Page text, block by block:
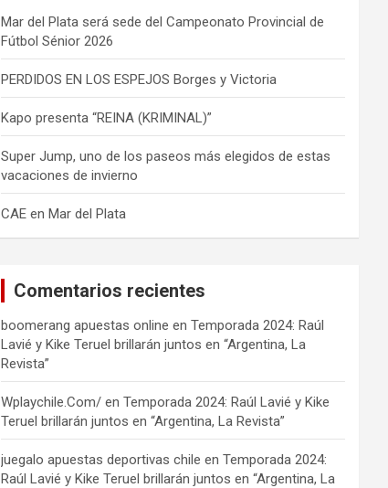
Mar del Plata será sede del Campeonato Provincial de
Fútbol Sénior 2026
PERDIDOS EN LOS ESPEJOS Borges y Victoria
Kapo presenta “REINA (KRIMINAL)”
Super Jump, uno de los paseos más elegidos de estas
vacaciones de invierno
CAE en Mar del Plata
Comentarios recientes
boomerang apuestas online enTemporada 2024: Raúl
Lavié y Kike Teruel brillarán juntos en “Argentina, La
Revista”
Wplaychile.Com/ enTemporada 2024: Raúl Lavié y Kike
Teruel brillarán juntos en “Argentina, La Revista”
juegalo apuestas deportivas chile enTemporada 2024:
Raúl Lavié y Kike Teruel brillarán juntos en “Argentina, La